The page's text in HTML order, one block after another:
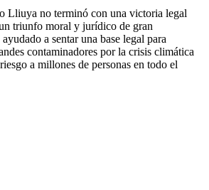
Lliuya no terminó con una victoria legal
triunfo moral y jurídico de gran
a sentar una base legal para
contaminadores por la crisis climática
a millones de personas en todo el